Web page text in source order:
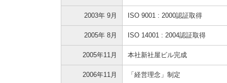
2003年 9月 ISO 9001 : 2000認証取得
2005年 8月 ISO 14001 : 2004認証取得
2005年11月 本社新社屋ビル完成
2006年11月 「経営理念」制定